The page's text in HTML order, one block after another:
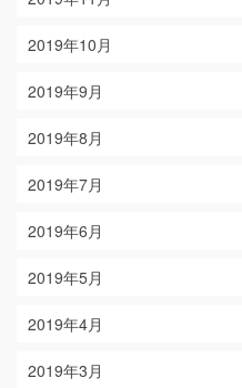
2019年10月
2019年9月
2019年8月
2019年7月
2019年6月
2019年5月
2019年4月
2019年3月